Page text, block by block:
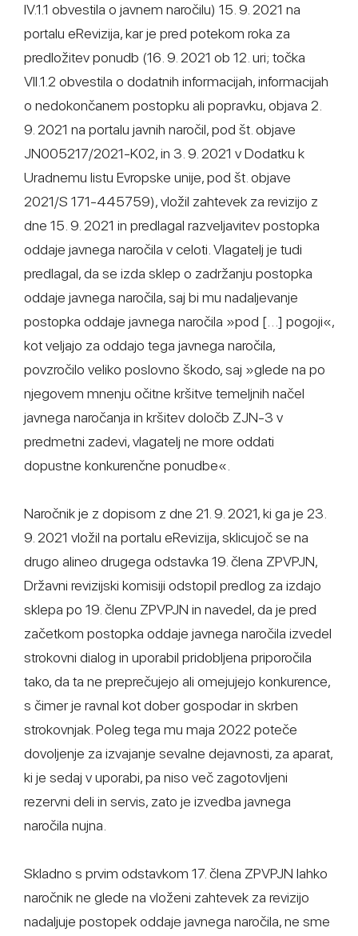
IV.1.1 obvestila o javnem naročilu) 15. 9. 2021 na
portalu eRevizija, kar je pred potekom roka za
predložitev ponudb (16. 9. 2021 ob 12. uri; točka
VII.1.2 obvestila o dodatnih informacijah, informacijah
o nedokončanem postopku ali popravku, objava 2.
9. 2021 na portalu javnih naročil, pod št. objave
JN005217/2021-K02, in 3. 9. 2021 v Dodatku k
Uradnemu listu Evropske unije, pod št. objave
2021/S 171-445759), vložil zahtevek za revizijo z
dne 15. 9. 2021 in predlagal razveljavitev postopka
oddaje javnega naročila v celoti. Vlagatelj je tudi
predlagal, da se izda sklep o zadržanju postopka
oddaje javnega naročila, saj bi mu nadaljevanje
postopka oddaje javnega naročila »pod […] pogoji«,
kot veljajo za oddajo tega javnega naročila,
povzročilo veliko poslovno škodo, saj »glede na po
njegovem mnenju očitne kršitve temeljnih načel
javnega naročanja in kršitev določb ZJN-3 v
predmetni zadevi, vlagatelj ne more oddati
dopustne konkurenčne ponudbe«.
Naročnik je z dopisom z dne 21. 9. 2021, ki ga je 23.
9. 2021 vložil na portalu eRevizija, sklicujoč se na
drugo alineo drugega odstavka 19. člena ZPVPJN,
Državni revizijski komisiji odstopil predlog za izdajo
sklepa po 19. členu ZPVPJN in navedel, da je pred
začetkom postopka oddaje javnega naročila izvedel
strokovni dialog in uporabil pridobljena priporočila
tako, da ta ne preprečujejo ali omejujejo konkurence,
s čimer je ravnal kot dober gospodar in skrben
strokovnjak. Poleg tega mu maja 2022 poteče
dovoljenje za izvajanje sevalne dejavnosti, za aparat,
ki je sedaj v uporabi, pa niso več zagotovljeni
rezervni deli in servis, zato je izvedba javnega
naročila nujna.
Skladno s prvim odstavkom 17. člena ZPVPJN lahko
naročnik ne glede na vloženi zahtevek za revizijo
nadaljuje postopek oddaje javnega naročila, ne sme